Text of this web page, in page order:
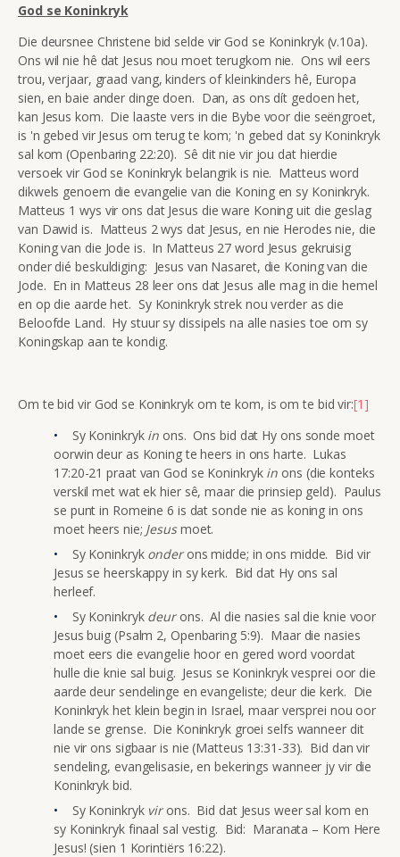
God se Koninkryk
Die deursnee Christene bid selde vir God se Koninkryk (v.10a).
Ons wil nie hê dat Jesus nou moet terugkom nie. Ons wil eers
trou, verjaar, graad vang, kinders of kleinkinders hê, Europa
sien, en baie ander dinge doen. Dan, as ons dít gedoen het,
kan Jesus kom. Die laaste vers in die Bybe voor die seëngroet,
is 'n gebed vir Jesus om terug te kom; 'n gebed dat sy Koninkryk
sal kom (Openbaring 22:20). Sê dit nie vir jou dat hierdie
versoek vir God se Koninkryk belangrik is nie. Matteus word
dikwels genoem die evangelie van die Koning en sy Koninkryk.
Matteus 1 wys vir ons dat Jesus die ware Koning uit die geslag
van Dawid is. Matteus 2 wys dat Jesus, en nie Herodes nie, die
Koning van die Jode is. In Matteus 27 word Jesus gekruisig
onder dié beskuldiging: Jesus van Nasaret, die Koning van die
Jode. En in Matteus 28 leer ons dat Jesus alle mag in die hemel
en op die aarde het. Sy Koninkryk strek nou verder as die
Beloofde Land. Hy stuur sy dissipels na alle nasies toe om sy
Koningskap aan te kondig.
Om te bid vir God se Koninkryk om te kom, is om te bid vir:[1]
Sy Koninkryk in ons. Ons bid dat Hy ons sonde moet
oorwin deur as Koning te heers in ons harte. Lukas
17:20-21 praat van God se Koninkryk in ons (die konteks
verskil met wat ek hier sê, maar die prinsiep geld). Paulus
se punt in Romeine 6 is dat sonde nie as koning in ons
moet heers nie; Jesusmoet.
Sy Koninkryk onderons midde; in ons midde. Bid vir
Jesus se heerskappy in sy kerk. Bid dat Hy ons sal
herleef.
Sy Koninkryk deurons. Al die nasies sal die knie voor
Jesus buig (Psalm 2, Openbaring 5:9). Maar die nasies
moet eers die evangelie hoor en gered word voordat
hulle die knie sal buig. Jesus se Koninkryk vesprei oor die
aarde deur sendelinge en evangeliste; deur die kerk. Die
Koninkryk het klein begin in Israel, maar versprei nou oor
lande se grense. Die Koninkryk groei selfs wanneer dit
nie vir ons sigbaar is nie (Matteus 13:31-33). Bid dan vir
sendeling, evangelisasie, en bekerings wanneer jy vir die
Koninkryk bid.
Sy Koninkryk virons. Bid dat Jesus weer sal kom en
sy Koninkryk finaal sal vestig. Bid: Maranata – Kom Here
Jesus! (sien 1 Korintiërs 16:22).